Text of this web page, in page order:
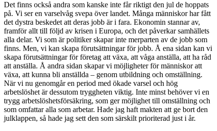
Det finns också andra som kanske inte får riktigt den jul de hoppats
på. Vi ser en varselvåg svepa över landet. Många människor har fått
det dystra beskedet att deras jobb är i fara. Ekonomin stannar av,
framför allt till följd av krisen i Europa, och det påverkar samhällets
alla delar. Vi som är politiker skapar inte merparten av de jobb som
finns. Men, vi kan skapa förutsättningar för jobb. Å ena sidan kan vi
skapa förutsättningar för företag att växa, att våga anställa, att ha råd
att anställa. Å andra sidan skapar vi möjligheter för människor att
växa, att kunna bli anställda – genom utbildning och omställning.
När vi nu genomgår en period med ökade varsel och hög
arbetslöshet är dessutom tryggheten viktig. Inte minst behöver vi en
trygg arbetslöshetsförsäkring, som ger möjlighet till omställning och
som omfattar alla som arbetar. Hade jag haft makten att ge bort den
julklappen, så hade jag sett den som särskilt prioriterad just i år.